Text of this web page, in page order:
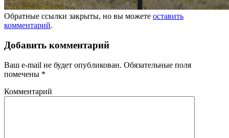
Обратные ссылки закрыты, но вы можете оставить
комментарий.
Добавить комментарий
Ваш e-mail не будет опубликован. Обязательные поля
помечены *
Комментарий